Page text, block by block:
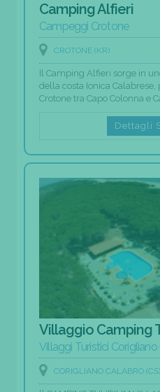
Camping Alfieri
Campeggi Crotone
CROTONE (KR)
Il Camping Alfieri sorge in
della costa Ionica
Crotone tra Capo Colonna e
Dettagli
Villaggio Camping
Villaggi Turistici
CORIGLIANO CALABRO (CS)